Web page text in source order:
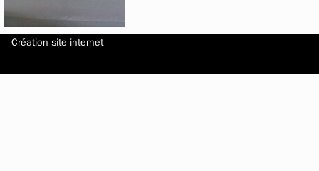
Création site internet